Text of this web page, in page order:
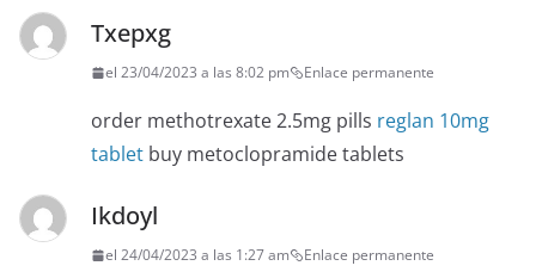
Txepxg
el 23/04/2023 a las 8:02 pm Enlace permanente
order methotrexate 2.5mg pills reglan 10mg
tablet buy metoclopramide tablets
Ikdoyl
el 24/04/2023 a las 1:27 am Enlace permanente